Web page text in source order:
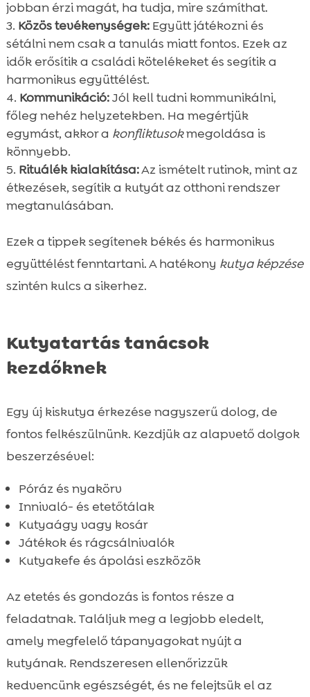
jobban érzi magát, ha tudja, mire számíthat.
Közös tevékenységek:Együtt játékozni és
sétálni nem csak a tanulás miatt fontos. Ezek az
idők erősítik a családi kötelékeket és segítik a
harmonikus együttélést.
Kommunikáció:Jól kell tudni kommunikálni,
főleg nehéz helyzetekben. Ha megértjük
egymást, akkor a konfliktusokmegoldása is
könnyebb.
Rituálék kialakítása:Az ismételt rutinok, mint az
étkezések, segítik a kutyát az otthoni rendszer
megtanulásában.
Ezek a tippek segítenek békés és harmonikus
együttélést fenntartani. A hatékony kutya képzése
szintén kulcs a sikerhez.
Kutyatartás tanácsok
kezdőknek
Egy új kiskutya érkezése nagyszerű dolog, de
fontos felkészülnünk. Kezdjük az alapvető dolgok
beszerzésével:
Póráz és nyakörv
Innivaló- és etetőtálak
Kutyaágy vagy kosár
Játékok és rágcsálnivalók
Kutyakefe és ápolási eszközök
Az etetés és gondozás is fontos része a
feladatnak. Találjuk meg a legjobb eledelt,
amely megfelelő tápanyagokat nyújt a
kutyának. Rendszeresen ellenőrizzük
kedvencünk egészségét, és ne felejtsük el az